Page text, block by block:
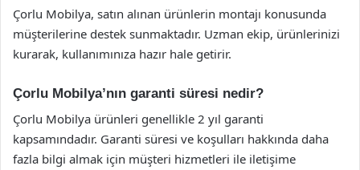
Çorlu Mobilya, satın alınan ürünlerin montajı konusunda
müşterilerine destek sunmaktadır. Uzman ekip, ürünlerinizi
kurarak, kullanımınıza hazır hale getirir.
Çorlu Mobilya’nın garanti süresi nedir?
Çorlu Mobilya ürünleri genellikle 2 yıl garanti
kapsamındadır. Garanti süresi ve koşulları hakkında daha
fazla bilgi almak için müşteri hizmetleri ile iletişime